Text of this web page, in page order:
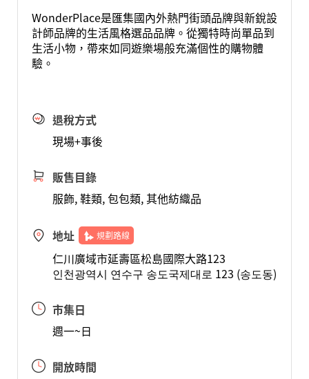
WonderPlace是匯集國內外熱門街頭品牌與新銳設
計師品牌的生活風格選品品牌。從獨特時尚單品到
生活小物，帶來如同遊樂場般充滿個性的購物體
驗。
退稅方式
現場+事後
販售目錄
服飾, 鞋類, 包包類, 其他紡織品
地址 規劃路線
仁川廣域市延壽區松島國際大路123
인천광역시 연수구 송도국제대로 123 (송도동)
市集日
週一~日
開放時間